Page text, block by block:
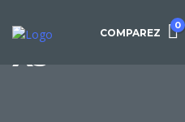
COMPAREZ
0
X3